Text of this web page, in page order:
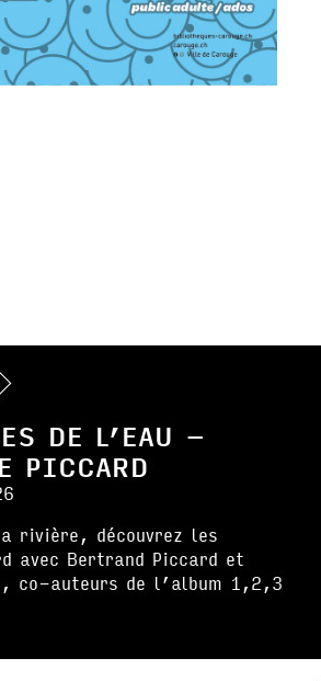
DE L’EAU –
PICCARD
rivière, découvrez les
avec Bertrand Piccard et
co-auteurs de l’album 1,2,3